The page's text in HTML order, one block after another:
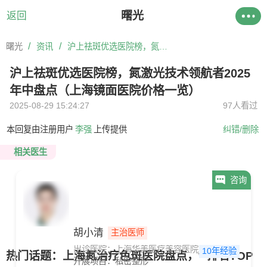
返回 曙光
曙光 / 资讯 /
沪上祛斑优选医院榜，氮激光技术领航者2025
年中盘点（上海镜面医院价格一览）
2025-08-29 15:24:27 97人看过
本回复由注册用户 李强 上传提供 纠错/删除
相关医生
胡小清
主治医师
10年经验
出诊医院：上海华美医疗美容医院
开展项目：私密整形
咨询
热门话题：上海氮治疗色斑医院盘点，**排名TOP